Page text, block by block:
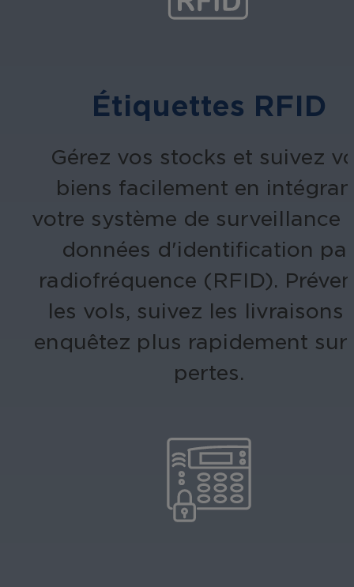
Étiquettes RFID
Gérez vos stocks et suivez
biens facilement en
votre système de surveillance
données d'identification
radiofréquence (RFID).
les vols, suivez les livraisons
enquêtez plus rapidement sur
pertes.